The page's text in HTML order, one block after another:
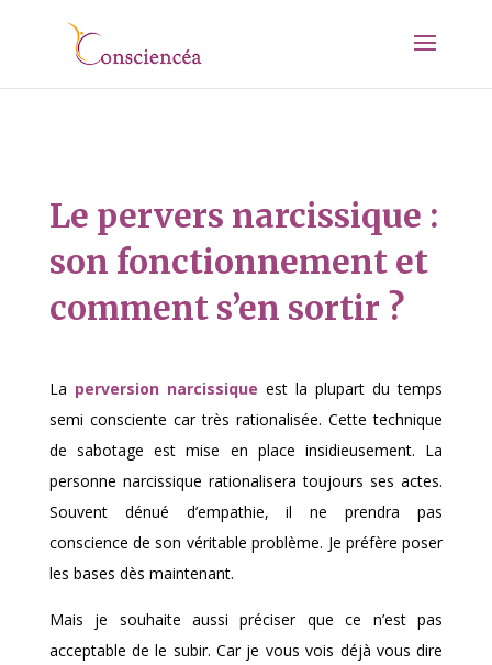
Le pervers narcissique :
son fonctionnement et
comment s’en sortir ?
La perversion narcissique est la plupart du temps
semi consciente car très rationalisée. Cette technique
de sabotage est mise en place insidieusement. La
personne narcissique rationalisera toujours ses actes.
Souvent dénué d’empathie, il ne prendra pas
conscience de son véritable problème. Je préfère poser
les bases dès maintenant.
Mais je souhaite aussi préciser que ce n’est pas
acceptable de le subir. Car je vous vois déjà vous dire